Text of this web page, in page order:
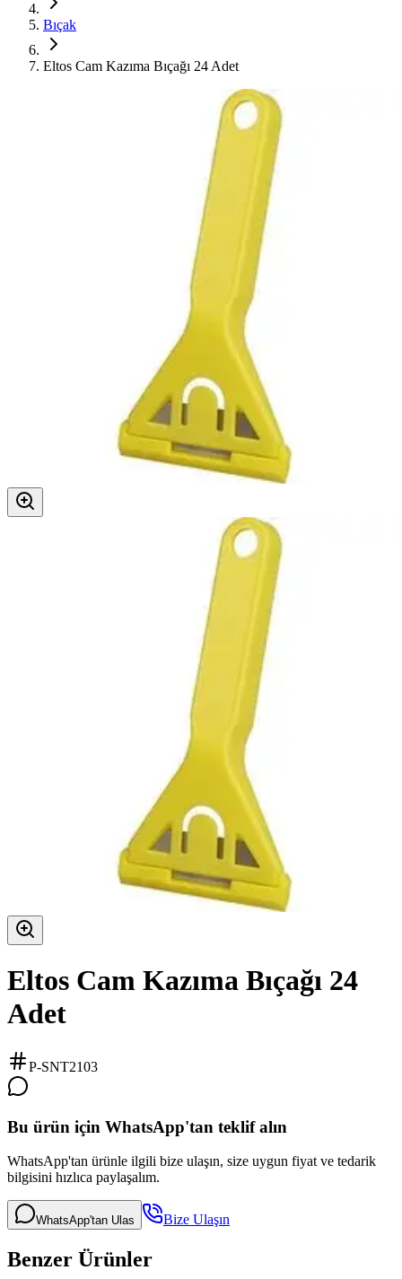
Bıçak
Eltos Cam Kazıma Bıçağı 24 Adet
Eltos Cam Kazıma Bıçağı 24
Adet
P-SNT2103
Bu ürün için WhatsApp'tan teklif alın
WhatsApp'tan ürünle ilgili bize ulaşın, size uygun fiyat ve tedarik
bilgisini hızlıca paylaşalım.
WhatsApp'tan Ulas Bize Ulaşın
Benzer Ürünler